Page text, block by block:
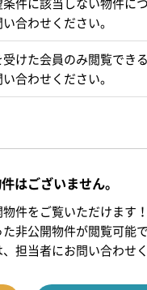
合わせください。
けた会員のみ閲覧でき
合わせください。
はございません。
件をご覧いただけます！
非公開物件が閲覧可能で
担当者にお問い合わせく